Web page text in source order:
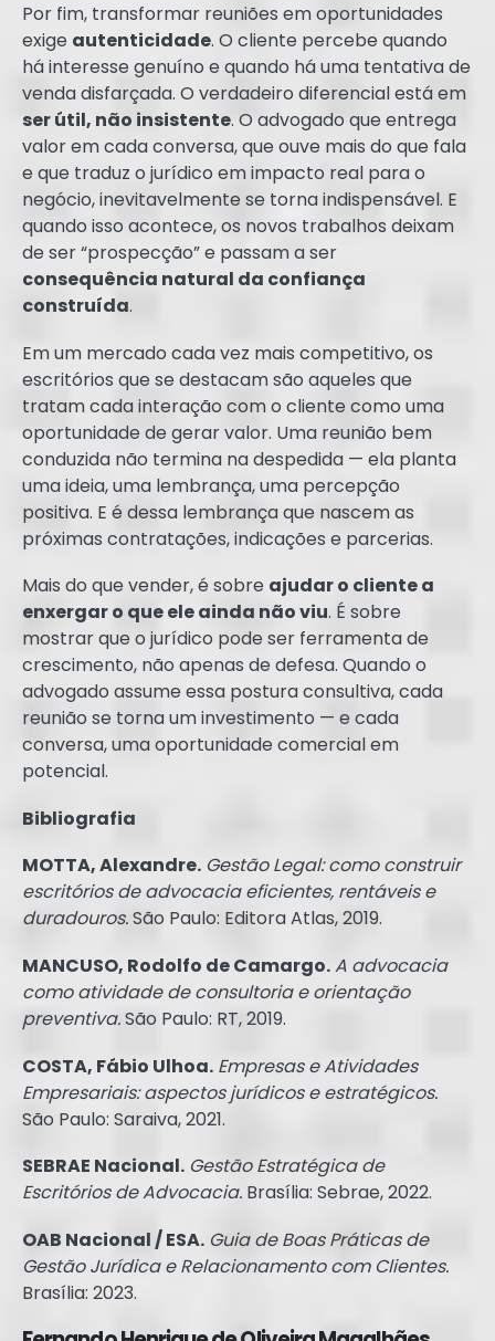
Por fim, transformar reuniões em oportunidades
exige autenticidade. O cliente percebe quando
há interesse genuíno e quando há uma tentativa de
venda disfarçada. O verdadeiro diferencial está em
ser útil, não insistente. O advogado que entrega
valor em cada conversa, que ouve mais do que fala
e que traduz o jurídico em impacto real para o
negócio, inevitavelmente se torna indispensável. E
quando isso acontece, os novos trabalhos deixam
de ser “prospecção” e passam a ser
consequência natural da confiança
construída.
Em um mercado cada vez mais competitivo, os
escritórios que se destacam são aqueles que
tratam cada interação com o cliente como uma
oportunidade de gerar valor. Uma reunião bem
conduzida não termina na despedida — ela planta
uma ideia, uma lembrança, uma percepção
positiva. E é dessa lembrança que nascem as
próximas contratações, indicações e parcerias.
Mais do que vender, é sobre ajudar o cliente a
enxergar o que ele ainda não viu. É sobre
mostrar que o jurídico pode ser ferramenta de
crescimento, não apenas de defesa. Quando o
advogado assume essa postura consultiva, cada
reunião se torna um investimento — e cada
conversa, uma oportunidade comercial em
potencial.
Bibliografia
MOTTA, Alexandre. Gestão Legal: como construir
escritórios de advocacia eficientes, rentáveis e
duradouros.São Paulo: Editora Atlas, 2019.
MANCUSO, Rodolfo de Camargo.A advocacia
como atividade de consultoria e orientação
preventiva.São Paulo: RT, 2019.
COSTA, Fábio Ulhoa. Empresas e Atividades
Empresariais: aspectos jurídicos e estratégicos.
São Paulo: Saraiva, 2021.
SEBRAE Nacional. Gestão Estratégica de
Escritórios de Advocacia. Brasília: Sebrae, 2022.
OAB Nacional / ESA. Guia de Boas Práticas de
Gestão Jurídica e Relacionamento com Clientes.
Brasília: 2023.